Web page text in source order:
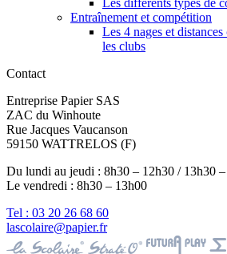
Les différents types de
Entraînement et compétition
Les 4 nages et
les clubs
Contact
Entreprise Papier SAS
ZAC du Winhoute
Rue Jacques Vaucanson
59150 WATTRELOS (F)
Du lundi au jeudi : 8h30 – 12h30 / 13h30
Le vendredi : 8h30 – 13h00
Tel : 03 20 26 68 60
lascolaire@papier.fr